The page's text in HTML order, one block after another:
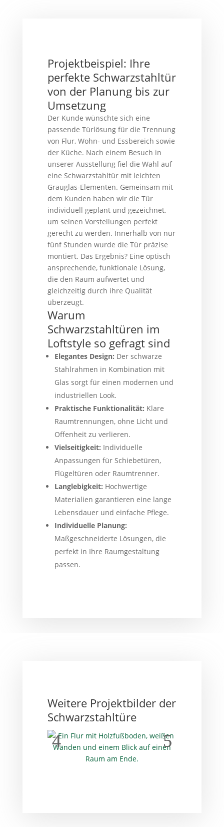
Projektbeispiel: Ihre
perfekte Schwarzstahltür
von der Planung bis zur
Umsetzung
Der Kunde wünschte sich eine
passende Türlösung für die Trennung
von Flur, Wohn- und Essbereich sowie
der Küche. Nach einem Besuch in
unserer Ausstellung fiel die Wahl auf
eine Schwarzstahltür mit leichten
Grauglas-Elementen. Gemeinsam mit
dem Kunden haben wir die Tür
individuell geplant und gezeichnet,
um seinen Vorstellungen perfekt
gerecht zu werden. Innerhalb von nur
fünf Stunden wurde die Tür präzise
montiert. Das Ergebnis? Eine optisch
ansprechende, funktionale Lösung,
die den Raum aufwertet und
gleichzeitig durch ihre Qualität
überzeugt.
Warum
Schwarzstahltüren im
Loftstyle so gefragt sind
Elegantes Design: Der schwarze
Stahlrahmen in Kombination mit
Glas sorgt für einen modernen und
industriellen Look.
Praktische Funktionalität: Klare
Raumtrennungen, ohne Licht und
Offenheit zu verlieren.
Vielseitigkeit: Individuelle
Anpassungen für Schiebetüren,
Flügeltüren oder Raumtrenner.
Langlebigkeit: Hochwertige
Materialien garantieren eine lange
Lebensdauer und einfache Pflege.
Individuelle Planung:
Maßgeschneiderte Lösungen, die
perfekt in Ihre Raumgestaltung
passen.
Weitere Projektbilder der
Schwarzstahltüre